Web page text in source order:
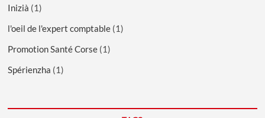
Inizià (1)
l'oeil de l'expert comptable (1)
Promotion Santé Corse (1)
Spérienzha (1)